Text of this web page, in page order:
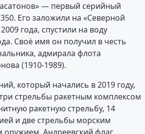
— первый серийный
Его заложили на «Северной
года, спустили на воду
Своё имя он получил в честь
адмирала флота
(1910-1989).
который начались в 2019 году,
стрельбы ракетным комплексом
ракетную стрельбу, 14
и две стрельбы морским